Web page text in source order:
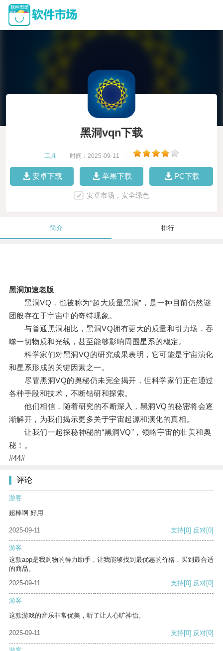
黑洞vqn下载
工具 时间：2025-09-11
安卓下载 苹果下载 PC下载
安卓市场，安全绿色
简介 排行
黑洞加速老版
黑洞VQ，也被称为“超大质量黑洞”，是一种目前仍然谜
团般存在于宇宙中的奇特现象。
与普通黑洞相比，黑洞VQ拥有更大的质量和引力场，吞
噬一切物质和光线，甚至能够影响周围星系的稳定。
科学家们对黑洞VQ的研究成果表明，它可能是宇宙演化
和星系形成的关键因素之一。
尽管黑洞VQ的奥秘仍未完全揭开，但科学家们正在通过
各种手段和技术，不断钻研和探索。
他们相信，随着研究的不断深入，黑洞VQ的秘密将会逐
渐解开，为我们揭示更多关于宇宙起源和演化的真相。
让我们一起探秘神秘的“黑洞VQ”，领略宇宙的壮美和奥
秘！。
#44#
评论
游客
超棒啊 好用
2025-09-11 支持[0] 反对[0]
游客
这款app是我购物的得力助手，让我能够找到最优惠的价格，买到最合适
的商品。
2025-09-11
支持[0] 反对[0]
游客
这款游戏的音乐非常优美，听了让人心旷神怡。
2025-09-11 支持[0] 反对[0]